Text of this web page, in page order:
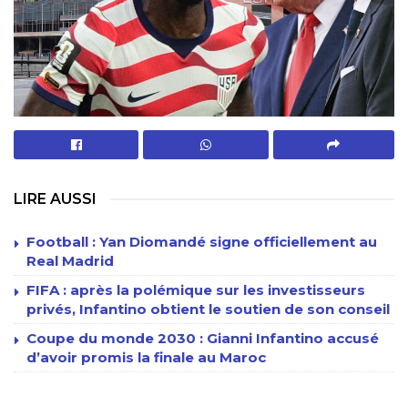
LIRE AUSSI
Football : Yan Diomandé signe officiellement au
Real Madrid
FIFA : après la polémique sur les investisseurs
privés, Infantino obtient le soutien de son conseil
Coupe du monde 2030 : Gianni Infantino accusé
d’avoir promis la finale au Maroc